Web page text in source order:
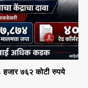
हजार ७६२ कोटी रुपये